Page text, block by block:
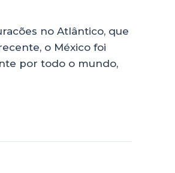
no Atlântico, que
o México foi
por todo o mundo,